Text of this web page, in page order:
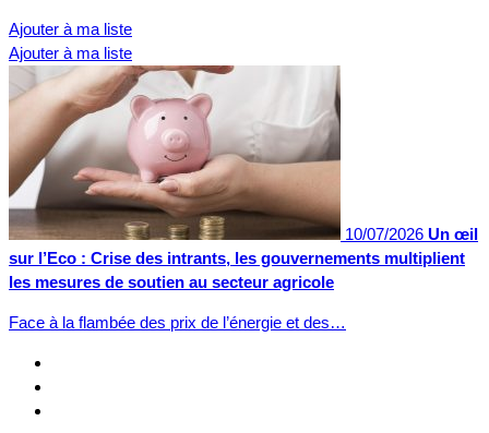
Ajouter à ma liste
Ajouter à ma liste
10/07/2026 Un œil
sur l’Eco : Crise des intrants, les gouvernements multiplient
les mesures de soutien au secteur agricole
Face à la flambée des prix de l’énergie et des…